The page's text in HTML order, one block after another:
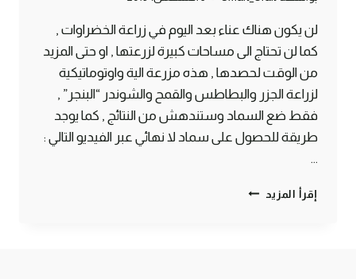
لن يكون هناك عناء بعد اليوم في زراعة الخضراوات ,
كما لن تحتاج الى مساحات كبيرة لزرعتها , او حتى المزيد
من الوقت لحصدها , هذه مزرعة الية واوتوماتيكية
لزراعة الجزر والبطاطس والقمح والشوندر “البنجر” ,
فقط ضع السماد وستندهش من النتائج , كما يوجد
طريقة للحصول على سماد لا نهائي عبر الفيديو التالي :
…
إقرأ المزيد طريقة